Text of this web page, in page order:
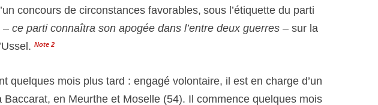
un concours de circonstances favorables, sous l’étiquette du parti
– ce parti connaîtra son apogée dans l’entre deux guerres – sur la
Note 2
quelques mois plus tard : engagé volontaire, il est en charge d’un
Baccarat, en Meurthe et Moselle (54). Il commence quelques mois